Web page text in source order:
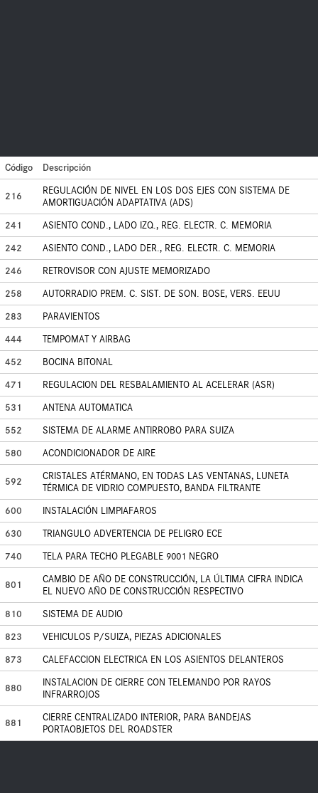
Código Descripción
216
REGULACIÓN DE NIVEL EN LOS DOS EJES CON SISTEMA DE
AMORTIGUACIÓN ADAPTATIVA (ADS)
241
ASIENTO COND., LADO IZQ., REG. ELECTR. C. MEMORIA
242
ASIENTO COND., LADO DER., REG. ELECTR. C. MEMORIA
246
RETROVISOR CON AJUSTE MEMORIZADO
258
AUTORRADIO PREM. C. SIST. DE SON. BOSE, VERS. EEUU
283
PARAVIENTOS
444
TEMPOMAT Y AIRBAG
452
BOCINA BITONAL
471
REGULACION DEL RESBALAMIENTO AL ACELERAR (ASR)
531
ANTENA AUTOMATICA
552
SISTEMA DE ALARME ANTIRROBO PARA SUIZA
580
ACONDICIONADOR DE AIRE
592
CRISTALES ATÉRMANO, EN TODAS LAS VENTANAS, LUNETA
TÉRMICA DE VIDRIO COMPUESTO, BANDA FILTRANTE
600
INSTALACIÓN LIMPIAFAROS
630
TRIANGULO ADVERTENCIA DE PELIGRO ECE
740
TELA PARA TECHO PLEGABLE 9001 NEGRO
801
CAMBIO DE AÑO DE CONSTRUCCIÓN, LA ÚLTIMA CIFRA INDICA
EL NUEVO AÑO DE CONSTRUCCIÓN RESPECTIVO
810
SISTEMA DE AUDIO
823
VEHICULOS P/SUIZA, PIEZAS ADICIONALES
873
CALEFACCION ELECTRICA EN LOS ASIENTOS DELANTEROS
880
INSTALACION DE CIERRE CON TELEMANDO POR RAYOS
INFRARROJOS
881
CIERRE CENTRALIZADO INTERIOR, PARA BANDEJAS
PORTAOBJETOS DEL ROADSTER